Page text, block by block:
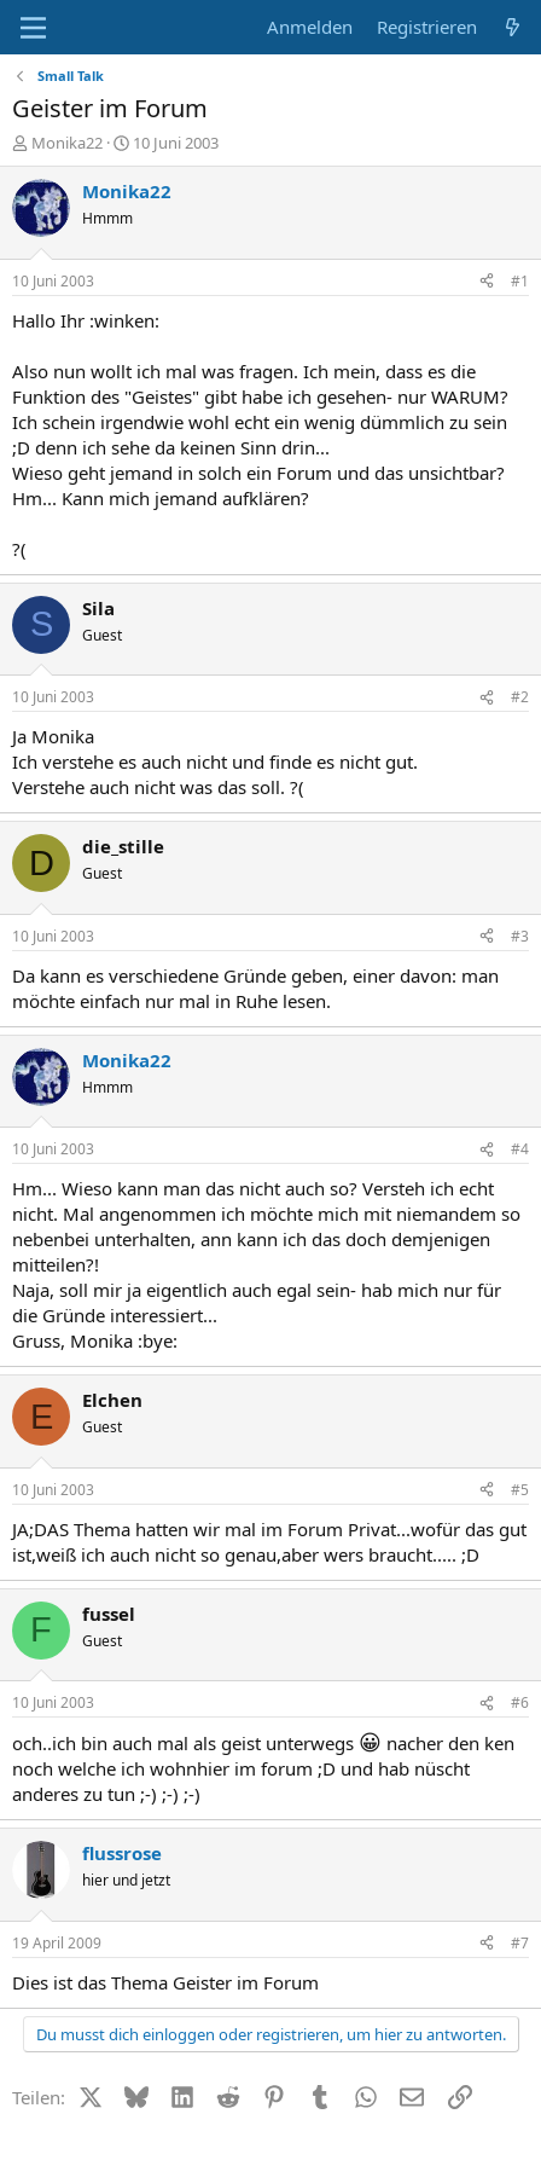
Anmelden Registrieren
Small Talk
Geister im Forum
E
r
s
t
e
e
r
Monika22
E
r
s
e
t
a
10 Juni 2003
Monika22
Hmmm
10 Juni 2003 #1
Hallo Ihr :winken:
Also nun wollt ich mal was fragen. Ich mein, dass es die
Funktion des "Geistes" gibt habe ich gesehen- nur WARUM?
Ich schein irgendwie wohl echt ein wenig dümmlich zu sein
;D denn ich sehe da keinen Sinn drin...
Wieso geht jemand in solch ein Forum und das unsichtbar?
Hm... Kann mich jemand aufklären?
?(
S Sila
Guest
10 Juni 2003 #2
Ja Monika
Ich verstehe es auch nicht und finde es nicht gut.
Verstehe auch nicht was das soll. ?(
D die_stille
Guest
10 Juni 2003 #3
Da kann es verschiedene Gründe geben, einer davon: man
möchte einfach nur mal in Ruhe lesen.
Monika22
Hmmm
10 Juni 2003 #4
Hm... Wieso kann man das nicht auch so? Versteh ich echt
nicht. Mal angenommen ich möchte mich mit niemandem so
nebenbei unterhalten, ann kann ich das doch demjenigen
mitteilen?!
Naja, soll mir ja eigentlich auch egal sein- hab mich nur für
die Gründe interessiert...
Gruss, Monika :bye:
E Elchen
Guest
10 Juni 2003 #5
JA;DAS Thema hatten wir mal im Forum Privat...wofür das gut
ist,weiß ich auch nicht so genau,aber wers braucht..... ;D
F fussel
Guest
10 Juni 2003 #6
och..ich bin auch mal als geist unterwegs 😀 nacher den ken
noch welche ich wohnhier im forum ;D und hab nüscht
anderes zu tun ;-) ;-) ;-)
flussrose
hier und jetzt
19 April 2009 #7
Dies ist das Thema Geister im Forum
Du musst dich einloggen oder registrieren, um hier zu antworten.
Teilen: X (Twitter)
BlueskyLinkedIn
Reddit PinterestTumblr WhatsApp
E-MailLink